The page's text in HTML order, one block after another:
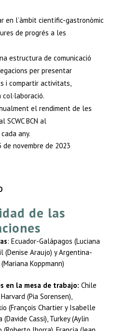
en l’àmbit científic-gastronòmic
de progrés a les
estructura de comunicació
per presentar
i compartir activitats,
el rendiment de les
SCWC BCN al
any.
de novembre de 2023
de las
: Ecuador-Galápagos (Luciana
(Denise Araujo) y Argentina-
Koppmann)
en la mesa de trabajo: Chile
(Pia Sorensen),
(François Chartier y Isabelle
(Davide Cassi), Turkey (Aylin